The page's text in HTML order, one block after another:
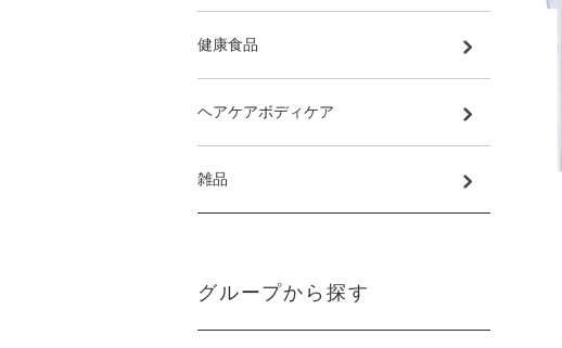
健康食品
ヘアケアボディケア
雑品
グループから探す